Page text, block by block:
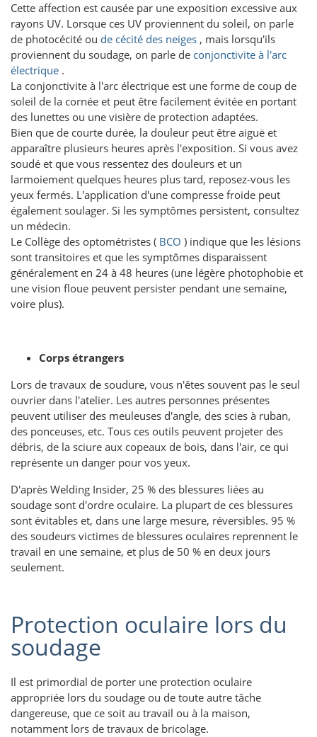
Cette affection est causée par une exposition excessive aux
rayons UV. Lorsque ces UV proviennent du soleil, on parle
de photocécité ou de cécité des neiges , mais lorsqu'ils
proviennent du soudage, on parle de conjonctivite à l'arc
électrique .
La conjonctivite à l'arc électrique est une forme de coup de
soleil de la cornée et peut être facilement évitée en portant
des lunettes ou une visière de protection adaptées.
Bien que de courte durée, la douleur peut être aiguë et
apparaître plusieurs heures après l'exposition. Si vous avez
soudé et que vous ressentez des douleurs et un
larmoiement quelques heures plus tard, reposez-vous les
yeux fermés. L'application d'une compresse froide peut
également soulager. Si les symptômes persistent, consultez
un médecin.
Le Collège des optométristes ( BCO ) indique que les lésions
sont transitoires et que les symptômes disparaissent
généralement en 24 à 48 heures (une légère photophobie et
une vision floue peuvent persister pendant une semaine,
voire plus).
Corps étrangers
Lors de travaux de soudure, vous n'êtes souvent pas le seul
ouvrier dans l'atelier. Les autres personnes présentes
peuvent utiliser des meuleuses d'angle, des scies à ruban,
des ponceuses, etc. Tous ces outils peuvent projeter des
débris, de la sciure aux copeaux de bois, dans l'air, ce qui
représente un danger pour vos yeux.
D'après Welding Insider, 25 % des blessures liées au
soudage sont d'ordre oculaire. La plupart de ces blessures
sont évitables et, dans une large mesure, réversibles. 95 %
des soudeurs victimes de blessures oculaires reprennent le
travail en une semaine, et plus de 50 % en deux jours
seulement.
Protection oculaire lors du
soudage
Il est primordial de porter une protection oculaire
appropriée lors du soudage ou de toute autre tâche
dangereuse, que ce soit au travail ou à la maison,
notamment lors de travaux de bricolage.